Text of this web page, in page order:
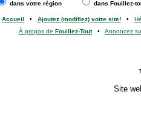
dans votre région dans Fouillez-
Accueil • Ajoutez (modifiez) votre site!•
À propos de Fouillez-Tout• Annoncez
Site